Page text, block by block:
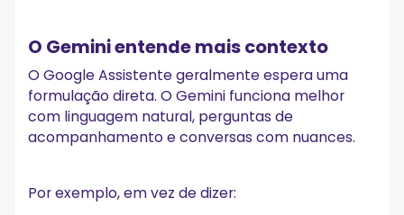
O Gemini entende mais contexto
O Google Assistente geralmente espera uma
formulação direta. O Gemini funciona melhor
com linguagem natural, perguntas de
acompanhamento e conversas com nuances.
Por exemplo, em vez de dizer: